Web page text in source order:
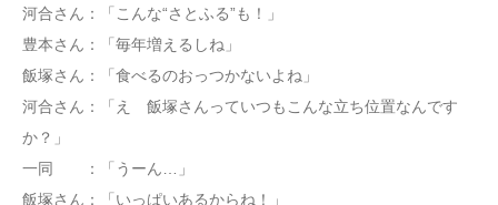
河合さん：「こんな“さとふる”も！」
豊本さん：「毎年増えるしね」
飯塚さん：「食べるのおっつかないよね」
河合さん：「え 飯塚さんっていつもこんな立ち位置なんです
か？」
一同 ：「うーん…」
飯塚さん：「いっぱいあるからね！」